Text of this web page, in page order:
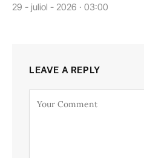
29 - juliol - 2026 · 03:00
LEAVE A REPLY